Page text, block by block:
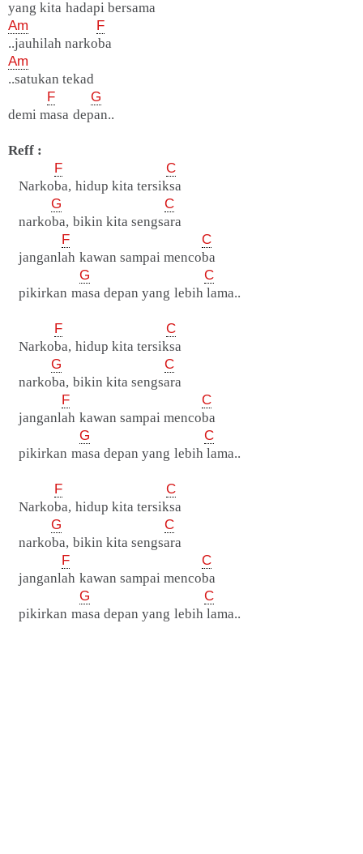
yang kita hadapi bersama
Am
F
..jauhilah narkoba
Am
..satukan tekad
F
G
demi masa depan..
Reff :
F
C
Narkoba, hidup kita tersiksa
G
C
narkoba, bikin kita sengsara
F
C
janganlah kawan sampai mencoba
G
C
pikirkan masa depan yang lebih lama..
F
C
Narkoba, hidup kita tersiksa
G
C
narkoba, bikin kita sengsara
F
C
janganlah kawan sampai mencoba
G
C
pikirkan masa depan yang lebih lama..
F
C
Narkoba, hidup kita tersiksa
G
C
narkoba, bikin kita sengsara
F
C
janganlah kawan sampai mencoba
G
C
pikirkan masa depan yang lebih lama..